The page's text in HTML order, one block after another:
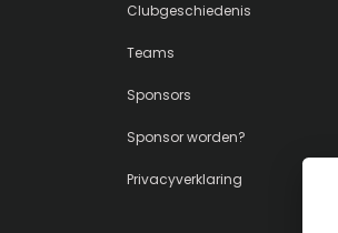
Clubgeschiedenis
Teams
Sponsors
Sponsor worden?
Privacyverklaring